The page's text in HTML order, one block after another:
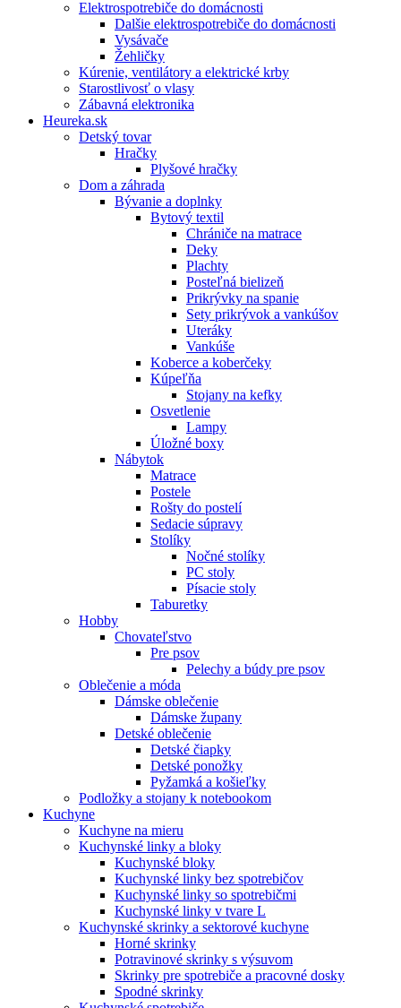
Elektrospotrebiče do domácnosti
Dalšie elektrospotrebiče do domácnosti
Vysávače
Žehličky
Kúrenie, ventilátory a elektrické krby
Starostlivosť o vlasy
Zábavná elektronika
Heureka.sk
Detský tovar
Hračky
Plyšové hračky
Dom a záhrada
Bývanie a doplnky
Bytový textil
Chrániče na matrace
Deky
Plachty
Posteľná bielizeň
Prikrývky na spanie
Sety prikrývok a vankúšov
Uteráky
Vankúše
Koberce a koberčeky
Kúpeľňa
Stojany na kefky
Osvetlenie
Lampy
Úložné boxy
Nábytok
Matrace
Postele
Rošty do postelí
Sedacie súpravy
Stolíky
Nočné stolíky
PC stoly
Písacie stoly
Taburetky
Hobby
Chovateľstvo
Pre psov
Pelechy a búdy pre psov
Oblečenie a móda
Dámske oblečenie
Dámske župany
Detské oblečenie
Detské čiapky
Detské ponožky
Pyžamká a košieľky
Podložky a stojany k notebookom
Kuchyne
Kuchyne na mieru
Kuchynské linky a bloky
Kuchynské bloky
Kuchynské linky bez spotrebičov
Kuchynské linky so spotrebičmi
Kuchynské linky v tvare L
Kuchynské skrinky a sektorové kuchyne
Horné skrinky
Potravinové skrinky s výsuvom
Skrinky pre spotrebiče a pracovné dosky
Spodné skrinky